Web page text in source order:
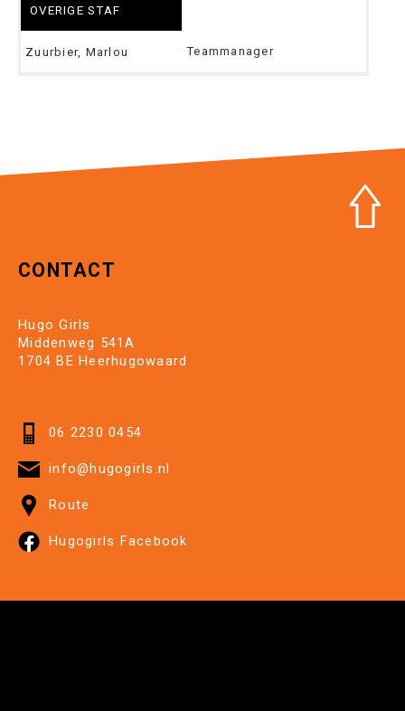
OVERIGE STAF
Zuurbier, Marlou Teammanager
CONTACT
Hugo Girls
Middenweg 541A
1704 BE Heerhugowaard
06 2230 0454
info@hugogirls.nl
Route
Hugogirls Facebook